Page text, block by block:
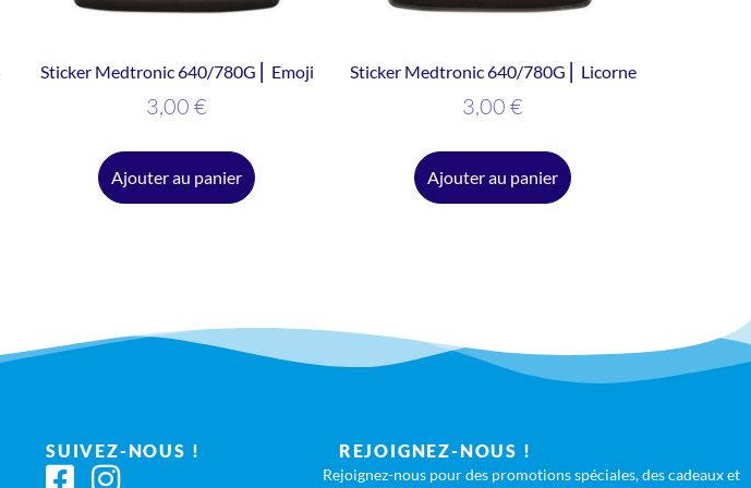
Sticker Medtronic 640/780G ⎜ Emoji
3,00 €
Ajouter au panier
Sticker Medtronic 640/780G ⎜ Licorne
3,00 €
Ajouter au panier
SUIVEZ-NOUS ! REJOIGNEZ-NOUS !
Rejoignez-nous pour des promotions spéciales, des cadeaux et